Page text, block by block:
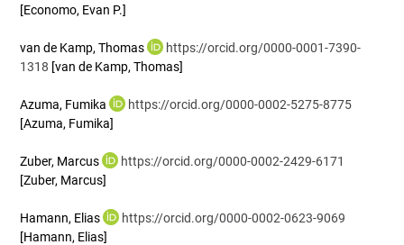
[Economo, Evan P.]
van de Kamp, Thomas
https://orcid.org/0000-0001-7390-
1318 [van de Kamp, Thomas]
Azuma, Fumika
https://orcid.org/0000-0002-5275-8775
[Azuma, Fumika]
Zuber, Marcus
https://orcid.org/0000-0002-2429-6171
[Zuber, Marcus]
Hamann, Elias
https://orcid.org/0000-0002-0623-9069
[Hamann, Elias]